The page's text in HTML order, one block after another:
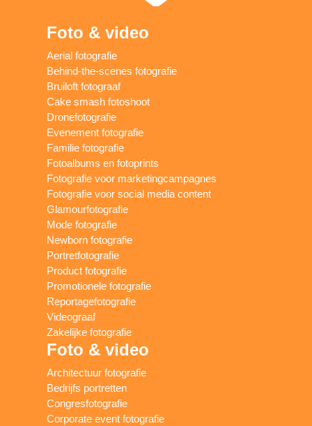
Foto & video
Aerial fotografie
Behind-the-scenes fotografie
Bruiloft fotograaf
Cake smash fotoshoot
Dronefotografie
Evenement fotografie
Familie fotografie
Fotoalbums en fotoprints
Fotografie voor marketingcampagnes
Fotografie voor social media content
Glamourfotografie
Mode fotografie
Newborn fotografie
Portretfotografie
Product fotografie
Promotionele fotografie
Reportagefotografie
Videograaf
Zakelijke fotografie
Foto & video
Architectuur fotografie
Bedrijfs portretten
Congresfotografie
Corporate event fotografie